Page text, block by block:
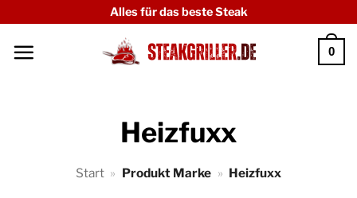
springen
Alles für das beste Steak
0
Heizfuxx
Start » Produkt Marke » Heizfuxx